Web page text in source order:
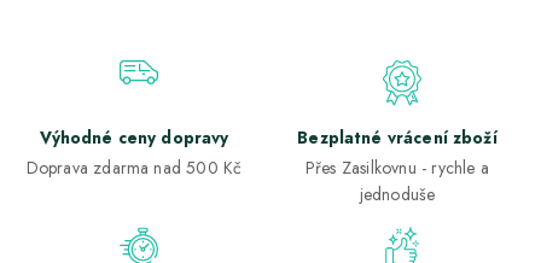
Výhodné ceny dopravy
Doprava zdarma nad 500 Kč
Bezplatné vrácení zboží
Přes Zasilkovnu - rychle a
jednoduše